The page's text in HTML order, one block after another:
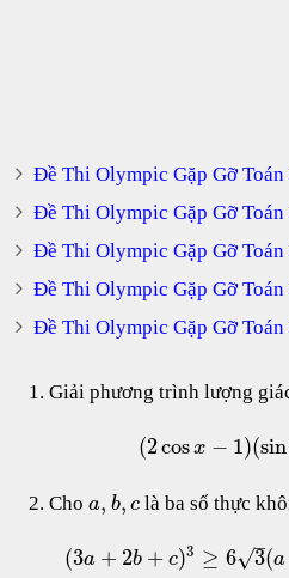
Đề Thi Olympic Gặp Gỡ
Đề Thi Olympic Gặp Gỡ
Đề Thi Olympic Gặp Gỡ
Đề Thi Olympic Gặp Gỡ
Đề Thi Olympic Gặp Gỡ
Giải phương trình lượng
(2cosx − 1)(sin
Choa, b, clà ba số thực
(3a + 2b + c)3 ≥ 6 3
–
√ (a